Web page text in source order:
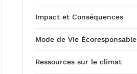
Impact et Conséquences
Mode de Vie Écoresponsable
Ressources sur le climat